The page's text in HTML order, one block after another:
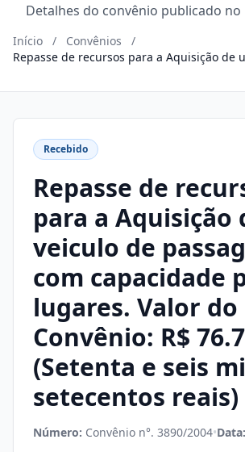
Detalhes do convênio publicado
Início / Convênios
/
Repasse de recursos para a Aquisição de
Convênio: R$ 76.700,00 (Setenta e seis
Recebido
Repasse de
para a Aquisição
veiculo de
com capacidade
lugares. Valor do
Convênio: R$
(Setenta e seis
setecentos reais)
Número: Convênio n°. 3890/2004•Data: